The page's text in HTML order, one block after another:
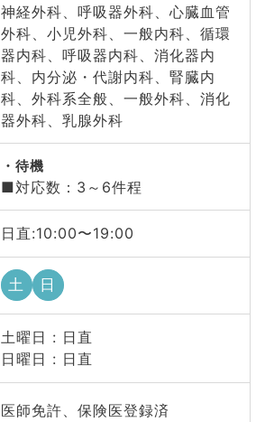
神経外科、呼吸器外科、心臓血管
外科、小児外科、一般内科、循環
器内科、呼吸器内科、消化器内
科、内分泌・代謝内科、腎臓内
科、外科系全般、一般外科、消化
器外科、乳腺外科
待機
■対応数：3～6件程
日直:10:00〜19:00
土 日
土曜日 : 日直
日曜日 : 日直
医師免許、保険医登録済